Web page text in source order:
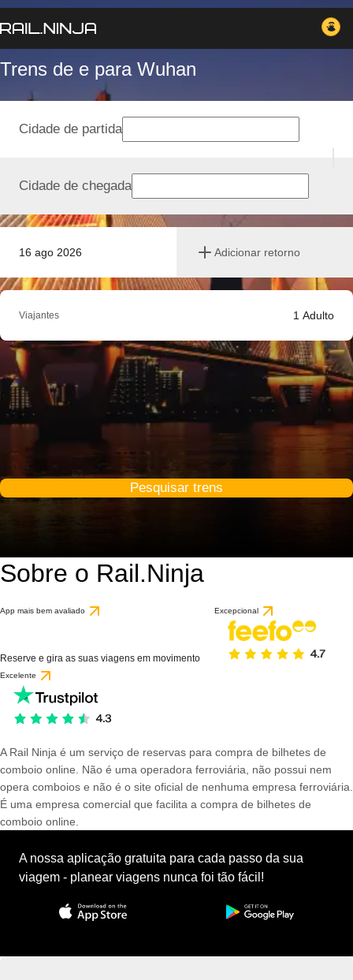
Trens de e para Wuhan
16 ago 2026 Adicionar retorno
Cidade de partida
Cidade de chegada
Viajantes 1 Adulto
Pesquisar trens
Sobre o Rail.Ninja
App mais bem avaliado
Reserve e gira as suas viagens em movimento
Excepcional
Excelente
A Rail Ninja é um serviço de reservas para compra de bilhetes de
comboio online. Não é uma operadora ferroviária, não possui nem
opera comboios e não é o site oficial de nenhuma empresa ferroviária.
É uma empresa comercial que facilita a compra de bilhetes de
comboio online.
A nossa aplicação gratuita para cada passo da sua
viagem - planear viagens nunca foi tão fácil!